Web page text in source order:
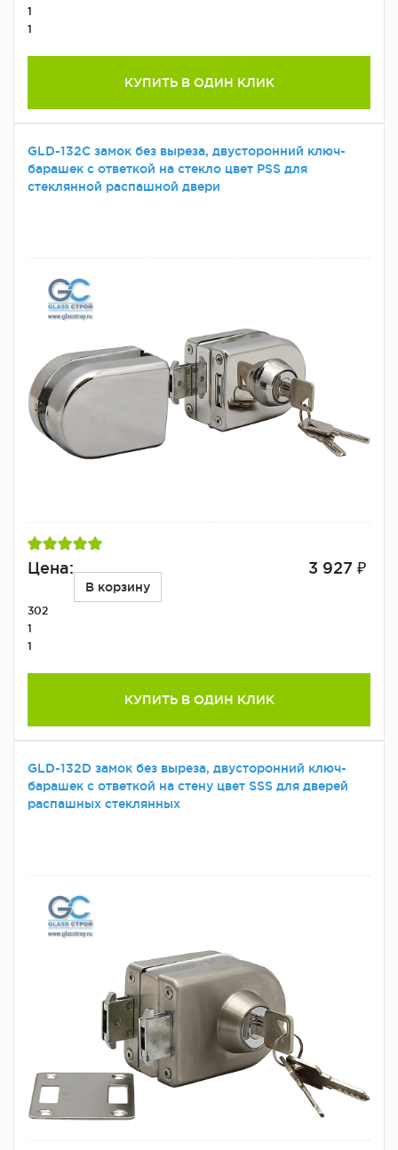
1
1
КУПИТЬ В ОДИН КЛИК
GLD-132C замок без выреза, двусторонний ключ-
барашек с ответкой на стекло цвет PSS для
стеклянной распашной двери
Цена: 3 927 ₽
В корзину
302
1
1
КУПИТЬ В ОДИН КЛИК
GLD-132D замок без выреза, двусторонний ключ-
барашек с ответкой на стену цвет SSS для дверей
распашных стеклянных